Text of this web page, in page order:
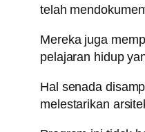
telah
Mereka juga
pelajaran hidup
Hal senada
melestarikan